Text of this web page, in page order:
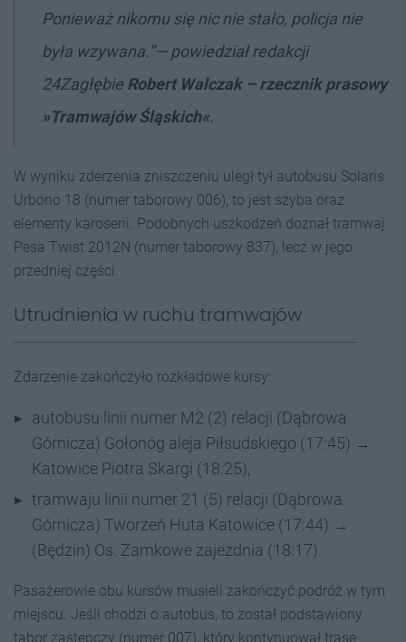
Ponieważ nikomu się nic nie stało, policja nie
była wzywana.”— powiedział redakcji
24Zagłębie Robert Walczak – rzecznik prasowy
»Tramwajów Śląskich«.
W wyniku zderzenia zniszczeniu uległ tył autobusu Solaris
Urbono 18 (numer taborowy 006), to jest szyba oraz
elementy karoserii. Podobnych uszkodzeń doznał tramwaj
Pesa Twist 2012N (numer taborowy 837), lecz w jego
przedniej części.
Utrudnienia w ruchu tramwajów
Zdarzenie zakończyło rozkładowe kursy:
autobusu linii numer M2 (2) relacji (Dąbrowa
Górnicza) Gołonóg aleja Piłsudskiego (17:45) →
Katowice Piotra Skargi (18:25),
tramwaju linii numer 21 (5) relacji (Dąbrowa
Górnicza) Tworzeń Huta Katowice (17:44) →
(Będzin) Os. Zamkowe zajezdnia (18:17).
Pasażerowie obu kursów musieli zakończyć podróż w tym
miejscu. Jeśli chodzi o autobus, to został podstawiony
tabor zastępczy (numer 007), który kontynuował trasę